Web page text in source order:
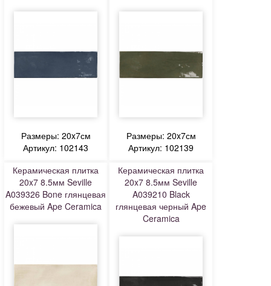
Размеры: 20x7см
Артикул: 102143
Размеры: 20x7см
Артикул: 102139
Керамическая плитка
20x7 8.5мм Seville
A039326 Bone глянцевая
бежевый Ape Ceramica
Керамическая плитка
20x7 8.5мм Seville
A039210 Black
глянцевая черный Ape
Ceramica